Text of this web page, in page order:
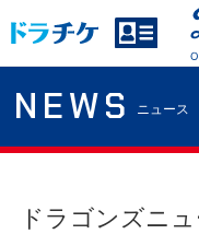
NEWS ニュース
ドラゴンズニ